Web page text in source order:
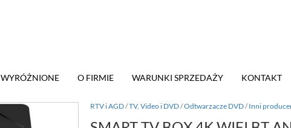
WYRÓŻNIONE O FIRMIE WARUNKI SPRZEDAŻY KONTAKT
RTV i AGD/TV, Video i DVD/Odtwarzacze DVD/Inni